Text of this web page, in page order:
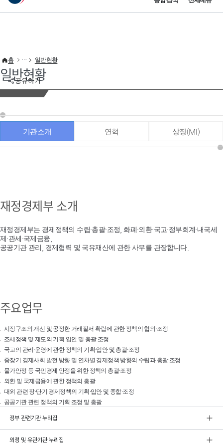
이 누리집은 대한민국 공식 전자정부 누리집입니다.
공유하기
홈 일반현황
일반현황
기관소개 연혁 상징(MI)
재정경제부 소개
재정경제부는 경제정책의 수립·총괄·조정, 화폐·외환·국고·정부회계·내국세
제·관세·국제금융,
공공기관 관리, 경제협력 및 국유재산에 관한 사무를 관장합니다.
주요업무
시장구조의 개선 및 공정한 거래질서 확립에 관한 정책의 협의·조정
조세정책 및 제도의 기획·입안 및 총괄·조정
국고의 관리·운영에 관한 정책의 기획·입안 및 총괄·조정
중장기 경제사회 발전 방향 및 연차별 경제정책 방향의 수립과 총괄·조정
물가안정 등 국민경제 안정을 위한 정책의 총괄·조정
외환 및 국제금융에 관한 정책의 총괄
대외 관련 장·단기 경제정책의 기획·입안 및 종합·조정
공공기관 관련 정책의 기획·조정 및 총괄
정부 관련기관 누리집
외청 및 유관기관 누리집